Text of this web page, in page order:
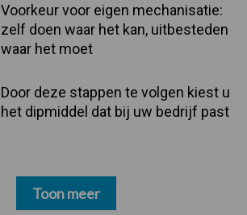
Voorkeur voor eigen mechanisatie:
zelf doen waar het kan, uitbesteden
waar het moet
Door deze stappen te volgen kiest u
het dipmiddel dat bij uw bedrijf past
Toon meer